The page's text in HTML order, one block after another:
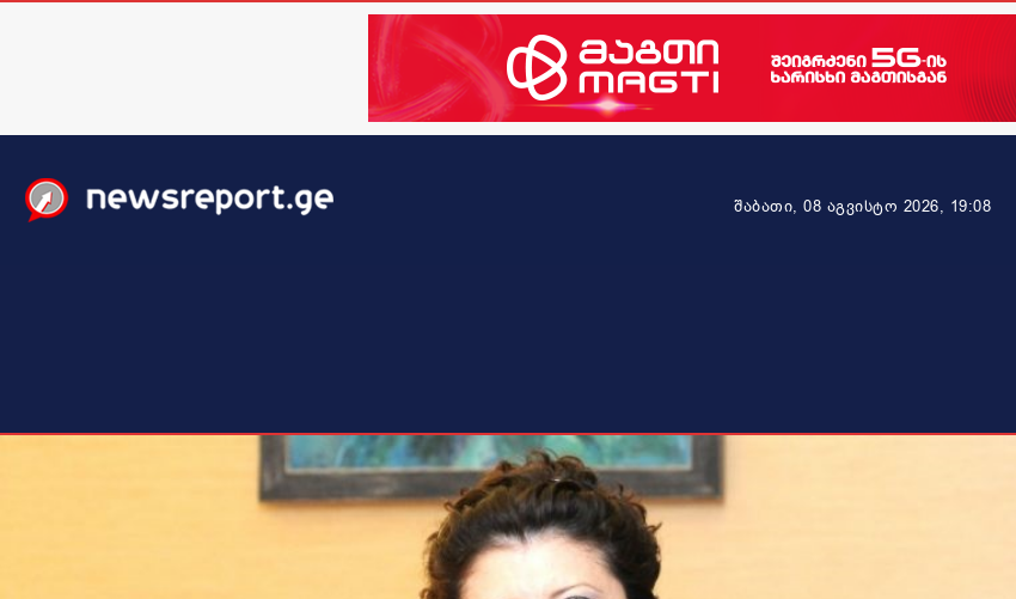
შაბათი, 08 აგვისტო 2026, 19:08